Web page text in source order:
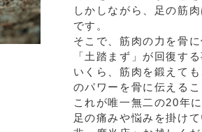
しかしながら、足の筋
です。
そこで、筋肉の力を骨
「土踏まず」が回復す
いくら、筋肉を鍛えて
のパワーを骨に伝えるこ
これが唯一無二の20年
足の痛みや悩みを掛け